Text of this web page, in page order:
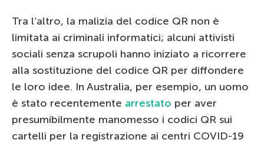
Tra l’altro, la malizia del codice QR non è
limitata ai criminali informatici; alcuni attivisti
sociali senza scrupoli hanno iniziato a ricorrere
alla sostituzione del codice QR per diffondere
le loro idee. In Australia, per esempio, un uomo
è stato recentemente arrestato per aver
presumibilmente manomesso i codici QR sui
cartelli per la registrazione ai centri COVID-19